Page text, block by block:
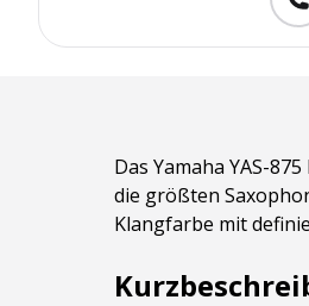
Das Yamaha YAS-
die größten
Klangfarbe mit